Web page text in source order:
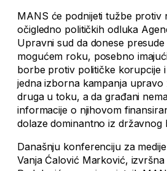
MANS će podnijeti tužbe protiv
očigledno političkih odluka
Upravni sud da donese
mogućem roku, posebno
borbe protiv političke korupcije
jedna izborna kampanja upravo
druga u toku, a da građani
informacije o njihovom
dolaze dominantno iz državnog
Današnju konferenciju za
Vanja Ćalović Marković,